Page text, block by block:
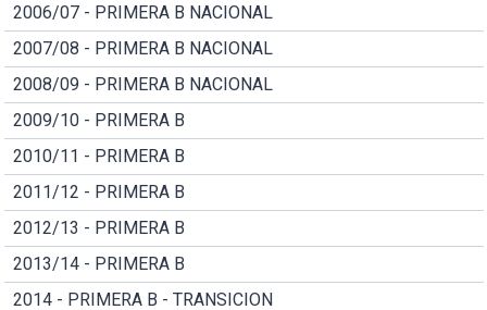
2006/07 - PRIMERA B NACIONAL
2007/08 - PRIMERA B NACIONAL
2008/09 - PRIMERA B NACIONAL
2009/10 - PRIMERA B
2010/11 - PRIMERA B
2011/12 - PRIMERA B
2012/13 - PRIMERA B
2013/14 - PRIMERA B
2014 - PRIMERA B - TRANSICION